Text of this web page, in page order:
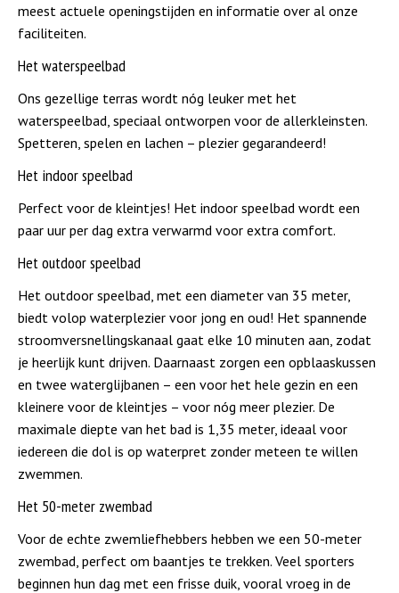
meest actuele openingstijden en informatie over al onze
faciliteiten.
Het waterspeelbad
Ons gezellige terras wordt nóg leuker met het
waterspeelbad, speciaal ontworpen voor de allerkleinsten.
Spetteren, spelen en lachen – plezier gegarandeerd!
Het indoor speelbad
Perfect voor de kleintjes! Het indoor speelbad wordt een
paar uur per dag extra verwarmd voor extra comfort.
Het outdoor speelbad
Het outdoor speelbad, met een diameter van 35 meter,
biedt volop waterplezier voor jong en oud! Het spannende
stroomversnellingskanaal gaat elke 10 minuten aan, zodat
je heerlijk kunt drijven. Daarnaast zorgen een opblaaskussen
en twee waterglijbanen – een voor het hele gezin en een
kleinere voor de kleintjes – voor nóg meer plezier. De
maximale diepte van het bad is 1,35 meter, ideaal voor
iedereen die dol is op waterpret zonder meteen te willen
zwemmen.
Het 50-meter zwembad
Voor de echte zwemliefhebbers hebben we een 50-meter
zwembad, perfect om baantjes te trekken. Veel sporters
beginnen hun dag met een frisse duik, vooral vroeg in de